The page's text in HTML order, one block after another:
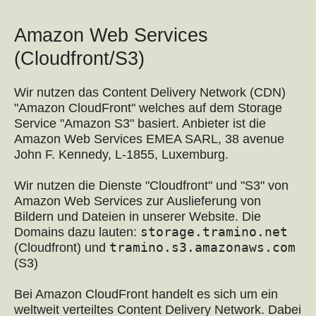
Amazon Web Services
(Cloudfront/S3)
Wir nutzen das Content Delivery Network (CDN)
"Amazon CloudFront" welches auf dem Storage
Service "Amazon S3" basiert. Anbieter ist die
Amazon Web Services EMEA SARL, 38 avenue
John F. Kennedy, L-1855, Luxemburg.
Wir nutzen die Dienste "Cloudfront" und "S3" von
Amazon Web Services zur Auslieferung von
Bildern und Dateien in unserer Website. Die
Domains dazu lauten: storage.tramino.net
(Cloudfront) und tramino.s3.amazonaws.com
(S3)
Bei Amazon CloudFront handelt es sich um ein
weltweit verteiltes Content Delivery Network. Dabei